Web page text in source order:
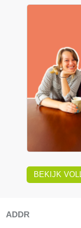
BEKIJK
ADDR